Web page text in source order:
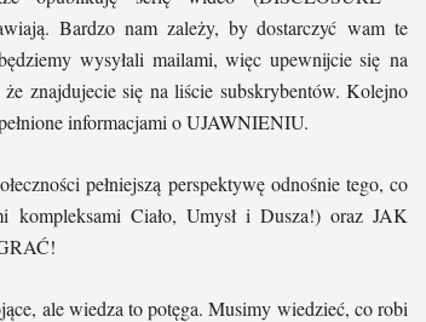
Bardzo nam zależy, by dostarczyć wam te
wysyłali mailami, więc upewnijcie się na
że znajdujecie się na liście subskrybentów. Kolejno
informacjami o UJAWNIENIU.
pełniejszą perspektywę odnośnie tego, co
Ciało, Umysł i Dusza!) oraz JAK
ale wiedza to potęga. Musimy wiedzieć, co robi